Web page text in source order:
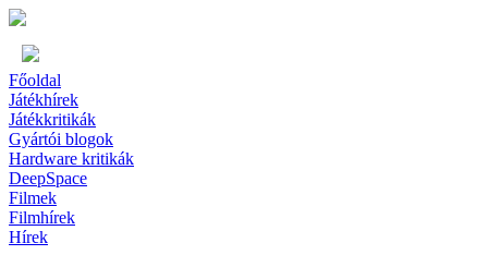
Főoldal
Játékhírek
Játékkritikák
Gyártói blogok
Hardware kritikák
DeepSpace
Filmek
Filmhírek
Hírek